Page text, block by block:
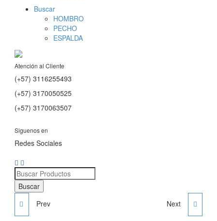
Buscar
HOMBRO
PECHO
ESPALDA
Atención al Cliente
(+57) 3116255493
(+57) 3170050525
(+57) 3170063507
Siguenos en
Redes Sociales
Búsqueda
de
productos
Buscar
REMO - PONY MOVIFIT
Prev RUEDA DE BRAZONext